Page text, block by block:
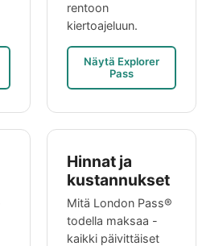
rentoon
kiertoajeluun.
Näytä Explorer
Pass
Hinnat ja
kustannukset
Mitä London Pass®
todella maksaa -
kaikki päivittäiset